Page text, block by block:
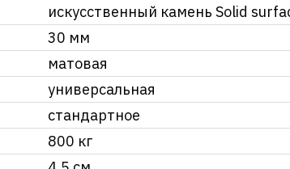
искусственный камень Solid
30 мм
матовая
универсальная
стандартное
800 кг